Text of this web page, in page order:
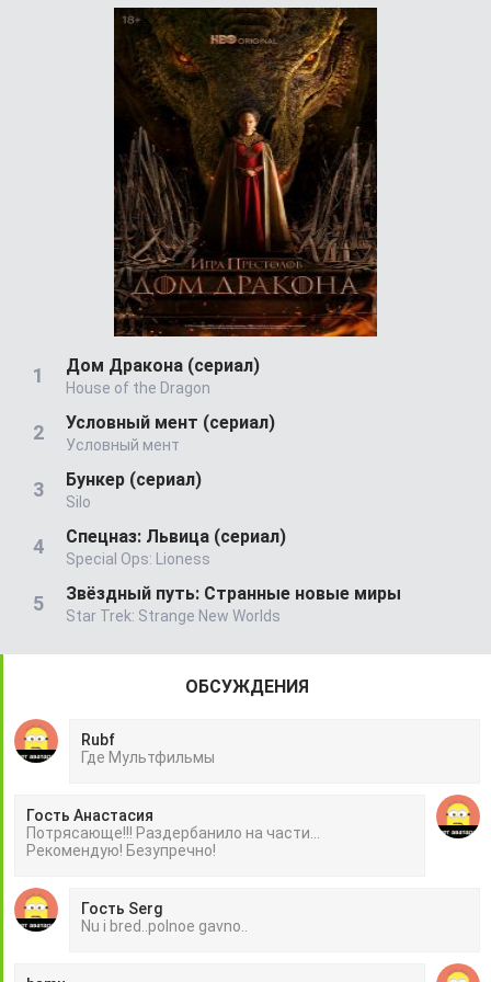
Дом Дракона (сериал)
House of the Dragon
Условный мент (сериал)
Условный мент
Бункер (сериал)
Silo
Спецназ: Львица (сериал)
Special Ops: Lioness
Звёздный путь: Странные новые миры
Star Trek: Strange New Worlds
ОБСУЖДЕНИЯ
Rubf
Гдe Mультфильмы
Гость Анастасия
Потрясающе!!! Раздербанило на части...
Рекомендую! Безупречно!
Гость Serg
Nu i bred..polnoe gavno..